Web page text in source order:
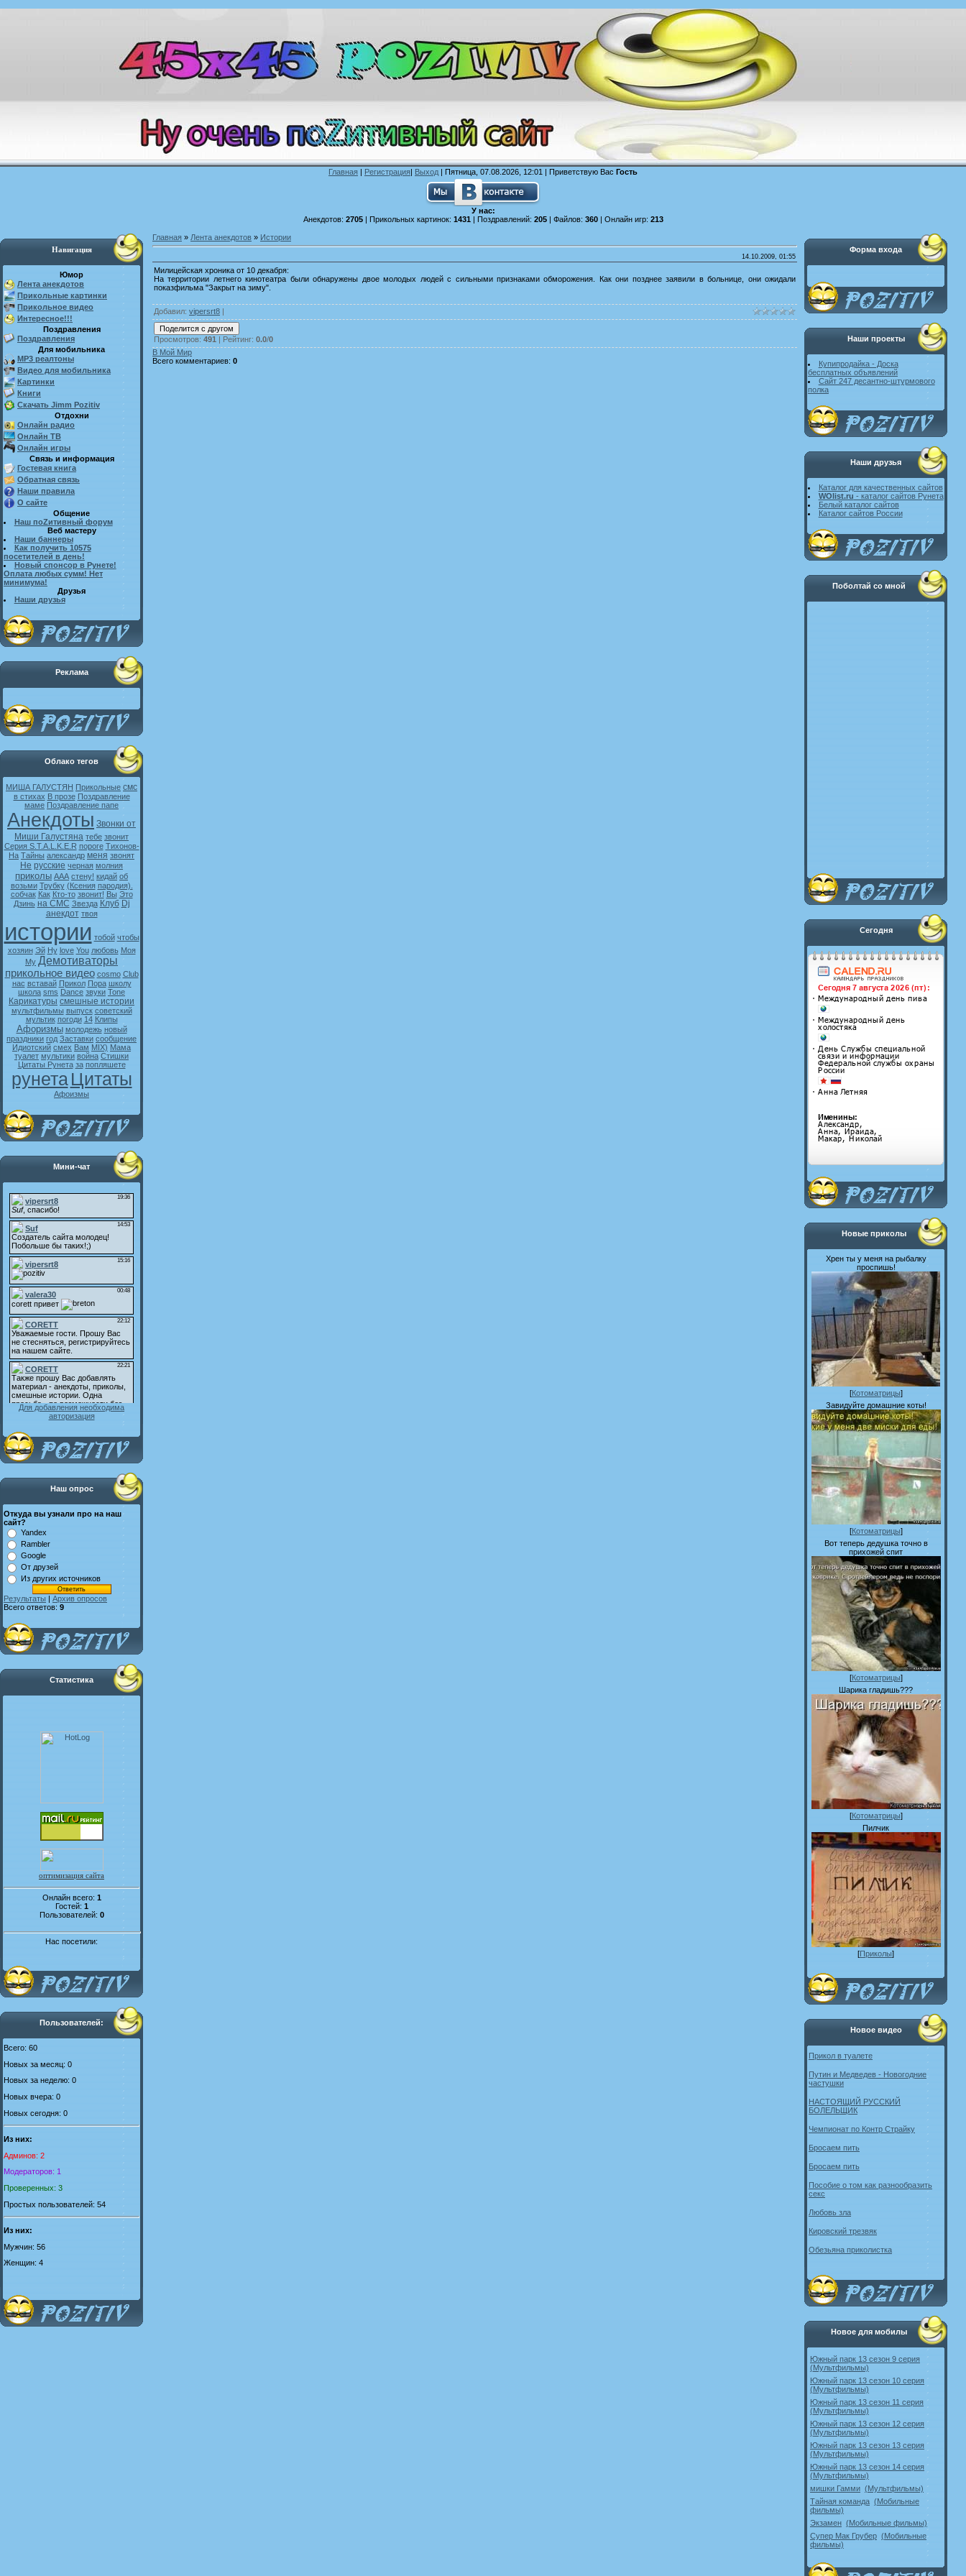
Главная | Регистрация| Выход | Пятница, 07.08.2026, 12:01 | Приветствую Вас Гость
У нас:
Анекдотов: 2705| Прикольных картинок: 1431| Поздравлений: 205| Файлов: 360| Онлайн игр: 213
Навигация
Юмор
Лента анекдотов
Прикольные картинки
Прикольное видео
Интересное!!!
Поздравления
Поздравления
Для мобильника
MP3 реалтоны
Видео для мобильника
Картинки
Книги
Скачать Jimm Pozitiv
Отдохни
Онлайн радио
Онлайн ТВ
Онлайн игры
Связь и информация
Гостевая книга
Обратная связь
Наши правила
О сайте
Общение
Наш поZитивный форум
Веб мастеру
Наши баннеры
Как получить 10575
посетителей в день!
Новый спонсор в Рунете!
Оплата любых сумм! Нет
минимума!
Друзья
Наши друзья
Реклама
Облако тегов
МИША ГАЛУСТЯН Прикольные смс
в стихах В прозе Поздравление
маме Поздравление папе
Анекдоты Звонки от
Миши Галустяна тебе звонит
Серия S.T.A.L.K.E.R пороге Тихонов-
На Тайны александр меня звонят
Не русские черная молния
приколы ААА стену! кидай об
возьми Трубку (Ксения пародия).
собчак Как Кто-то звонит! Вы Это
Дзинь на СМС Звезда Клуб Dj
анекдот твоя
истории тобой чтобы
хозяин Эй Ну love You любовь Моя
My Демотиваторы
прикольное видео cosmo Club
нас вставай Прикол Пора школу
школа sms Dance звуки Tone
Карикатуры смешные истории
мультфильмы выпуск советский
мультик погоди 14 Клипы
Афоризмы молодежь новый
праздники год Заставки сообщение
Идиотский смех Вам MIX) Мама
туалет мультики война Стишки
Цитаты Рунета за попляшете
рунетаЦитаты
Афоизмы
Мини-чат
Для добавления необходима
авторизация
Наш опрос
Откуда вы узнали про на наш
сайт?
Yandex
Rambler
Google
От друзей
Из других источников
Результаты | Архив опросов
Всего ответов: 9
Статистика
оптимизация сайта
Онлайн всего: 1
Гостей: 1
Пользователей: 0
Нас посетили:
Пользователей:
Всего: 60
Новых за месяц: 0
Новых за неделю: 0
Новых вчера: 0
Новых сегодня: 0
Из них:
Админов: 2
Модераторов: 1
Проверенных: 3
Простых пользователей: 54
Из них:
Мужчин: 56
Женщин: 4
Главная » Лента анекдотов » Истории
14.10.2009, 01:55
Милицейская хроника от 10 декабря:
На территории летнего кинотеатра были обнаружены двое молодых людей с сильными признаками обморожения. Как они позднее заявили в больнице, они ожидали
показфильма "Закрыт на зиму".
Добавил: vipersrt8 |
Просмотров: 491 | Рейтинг: 0.0/0
В Мой Мир
Всего комментариев: 0
Форма входа
Наши проекты
Купипродайка - Доска
бесплатных объявлений
Сайт 247 десантно-штурмового
полка
Наши друзья
Каталог для качественных сайтов
WOlist.ru - каталог сайтов Рунета
Белый каталог сайтов
Каталог сайтов России
Поболтай со мной
Сегодня
Новые приколы
Хрен ты у меня на рыбалку
проспишь!
[Котоматрицы]
Завидуйте домашние коты!
[Котоматрицы]
Вот теперь дедушка точно в
прихожей спит
[Котоматрицы]
Шарика гладишь???
[Котоматрицы]
Пилчик
[Приколы]
Новое видео
Прикол в туалете
Путин и Медведев - Новогодние
частушки
НАСТОЯЩИЙ РУССКИЙ
БОЛЕЛЬЩИК
Чемпионат по Контр Страйку
Бросаем пить
Бросаем пить
Пособие о том как разнообразить
секс
Любовь зла
Кировский трезвяк
Обезьяна приколистка
Новое для мобилы
Южный парк 13 сезон 9 серия
(Мультфильмы)
Южный парк 13 сезон 10 серия
(Мультфильмы)
Южный парк 13 сезон 11 серия
(Мультфильмы)
Южный парк 13 сезон 12 серия
(Мультфильмы)
Южный парк 13 сезон 13 серия
(Мультфильмы)
Южный парк 13 сезон 14 серия
(Мультфильмы)
мишки Гамми (Мультфильмы)
Тайная команда (Мобильные
фильмы)
Экзамен (Мобильные фильмы)
Супер Мак Грубер (Мобильные
фильмы)